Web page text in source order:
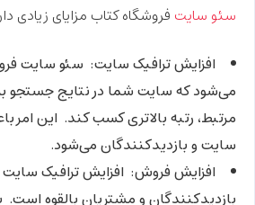
سئو سایت فروشگاه کتاب مزایای زیادی
افزایش ترافیک سایت: سئو سایت
می‌شود که سایت شما در نتایج جستجو
مرتبط، رتبه بالاتری کسب کند. این امر
سایت و بازدیدکنندگان می‌شود.
افزایش فروش: افزایش ترافیک
بازدیدکنندگان و مشتریان بالقوه